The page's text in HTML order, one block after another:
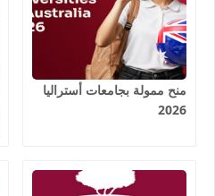
منح ممولة بجامعات أستراليا
2026